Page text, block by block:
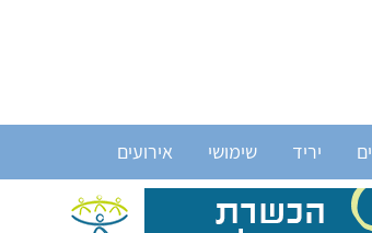
יריד שימושי אירועים